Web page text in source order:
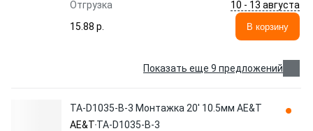
Отгрузка
10 - 13 августа
15.88 p.
В корзину
Показать еще 9 предложений
TA-D1035-B-3 Монтажка 20' 10.5мм AE&T
AE&T TA-D1035-B-3